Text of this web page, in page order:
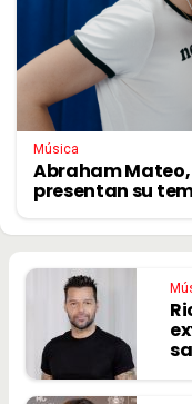
Música
Abraham
presentan su